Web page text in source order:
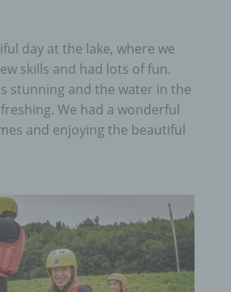
day at the lake, where we
skills and had lots of fun.
stunning and the water in the
We had a wonderful
and enjoying the beautiful